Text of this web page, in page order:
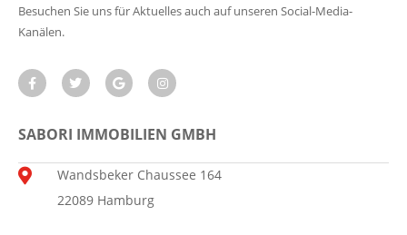
Besuchen Sie uns für Aktuelles auch auf unseren Social-Media-
Kanälen.
SABORI IMMOBILIEN GMBH
Wandsbeker Chaussee 164
22089 Hamburg